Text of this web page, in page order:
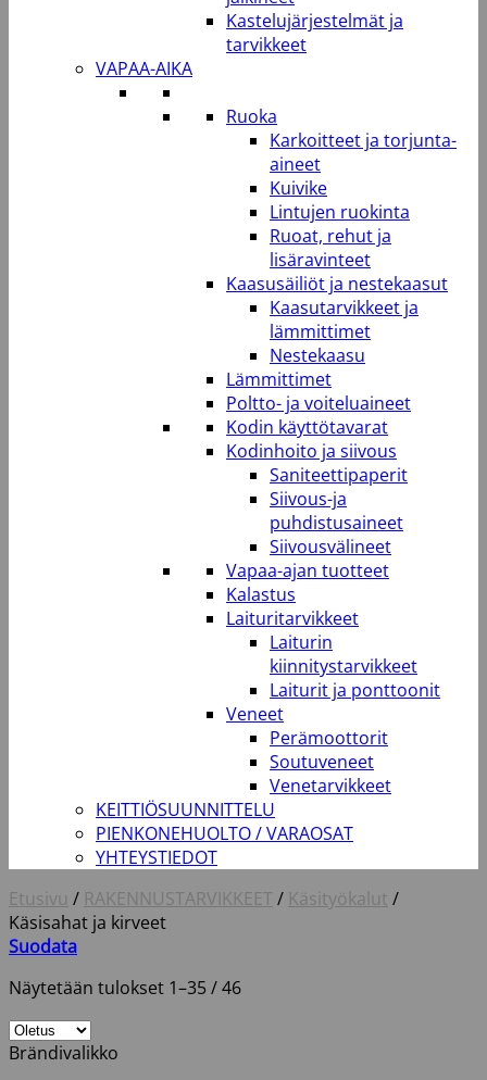
Kastelujärjestelmät ja
tarvikkeet
VAPAA-AIKA
Ruoka
Karkoitteet ja torjunta-
aineet
Kuivike
Lintujen ruokinta
Ruoat, rehut ja
lisäravinteet
Kaasusäiliöt ja nestekaasut
Kaasutarvikkeet ja
lämmittimet
Nestekaasu
Lämmittimet
Poltto- ja voiteluaineet
Kodin käyttötavarat
Kodinhoito ja siivous
Saniteettipaperit
Siivous-ja
puhdistusaineet
Siivousvälineet
Vapaa-ajan tuotteet
Kalastus
Laituritarvikkeet
Laiturin
kiinnitystarvikkeet
Laiturit ja ponttoonit
Veneet
Perämoottorit
Soutuveneet
Venetarvikkeet
KEITTIÖSUUNNITTELU
PIENKONEHUOLTO / VARAOSAT
YHTEYSTIEDOT
Etusivu / RAKENNUSTARVIKKEET / Käsityökalut /
Käsisahat ja kirveet
Suodata
Näytetään tulokset 1–35 / 46
Brändivalikko